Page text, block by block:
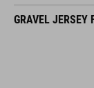
GRAVEL JERSEY